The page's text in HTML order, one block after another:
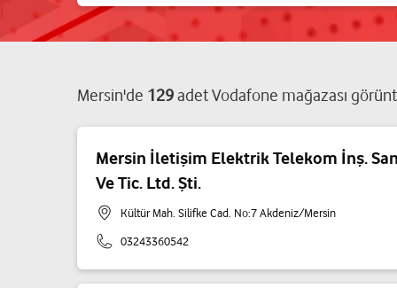
Mersin'de 129adetVodafone mağazası
Mersin İletişim Elektrik Telekom İnş.
Ve Tic. Ltd. Şti.
Kültür Mah. Silifke Cad. No:7 Akdeniz/Mersin
03243360542